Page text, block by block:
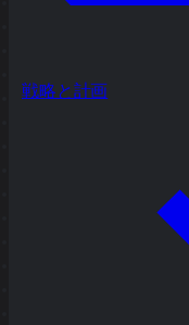
戦略と計画